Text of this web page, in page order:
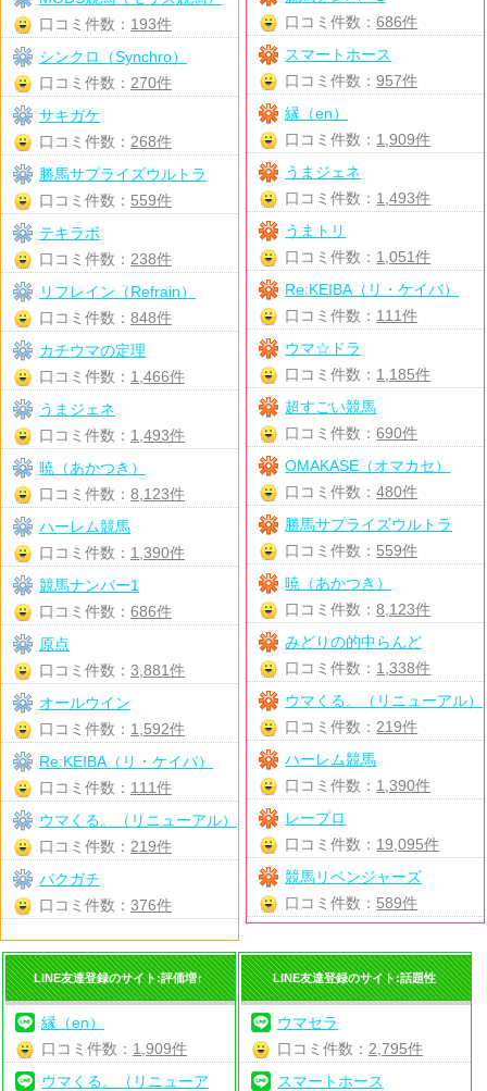
口コミ件数：686件
スマートホース
口コミ件数：957件
縁（en）
口コミ件数： 1,909件
うまジェネ
口コミ件数： 1,493件
うまトリ
口コミ件数： 1,051件
Re:KEIBA（リ・ケイバ）
口コミ件数： 111件
ウマ☆ドラ
口コミ件数： 1,185件
超すごい競馬
口コミ件数：690件
OMAKASE（オマカセ）
口コミ件数：480件
勝馬サプライズウルトラ
口コミ件数： 559件
暁（あかつき）
口コミ件数：8,123件
みどりの的中らんど
口コミ件数： 1,338件
ウマくる。（リニューアル）
口コミ件数： 219件
ハーレム競馬
口コミ件数： 1,390件
レープロ
口コミ件数： 19,095件
競馬リベンジャーズ
口コミ件数： 589件
口コミ件数： 193件
シンクロ（Synchro）
口コミ件数： 270件
サキガケ
口コミ件数： 268件
勝馬サプライズウルトラ
口コミ件数： 559件
テキラボ
口コミ件数： 238件
リフレイン（Refrain）
口コミ件数： 848件
カチウマの定理
口コミ件数： 1,466件
うまジェネ
口コミ件数： 1,493件
暁（あかつき）
口コミ件数： 8,123件
ハーレム競馬
口コミ件数： 1,390件
競馬ナンバー1
口コミ件数： 686件
原点
口コミ件数： 3,881件
オールウイン
口コミ件数： 1,592件
Re:KEIBA（リ・ケイバ）
口コミ件数： 111件
ウマくる。（リニューアル）
口コミ件数： 219件
バクガチ
口コミ件数： 376件
LINE友達登録のサイト:評価増↑
縁（en）
口コミ件数： 1,909件
ウマくる。（リニューア
LINE友達登録のサイト:話題性
ウマセラ
口コミ件数： 2,795件
スマートホース